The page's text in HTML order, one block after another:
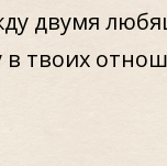
двумя
в твоих